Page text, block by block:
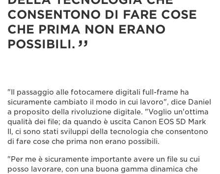
CONSENTONO DI FARE COSE
CHE PRIMA NON ERANO
POSSIBILI.
"Il passaggio alle fotocamere digitali full-frame ha
sicuramente cambiato il modo in cui lavoro", dice Daniel
a proposito della rivoluzione digitale. "Voglio un'ottima
qualità dei file; da quando è uscita Canon EOS 5D Mark
II, ci sono stati sviluppi della tecnologia che consentono
di fare cose che prima non erano possibili.
"Per me è sicuramente importante avere un file su cui
posso lavorare, con una buona gamma dinamica che